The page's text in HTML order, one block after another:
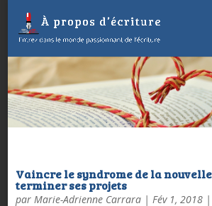
Vaincre le syndrome de la
terminer ses projets
par Marie-Adrienne Carrara| Fév 1, 2018|